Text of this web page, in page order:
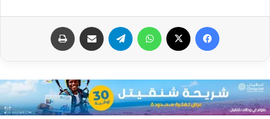
فيسبوك واتساب تيلقرام مشاركة عبر البريد